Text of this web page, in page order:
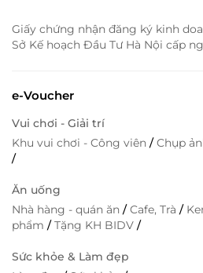
Giấy chứng nhận đăng ký kinh
Sở Kế hoạch Đầu Tư Hà Nội cấp
e-Voucher
Vui chơi - Giải trí
Khu vui chơi - Công viên /Chụp
/
Ăn uống
Nhà hàng - quán ăn /Cafe, Trà /
phẩm /Tặng KH BIDV /
Sức khỏe & Làm đẹp